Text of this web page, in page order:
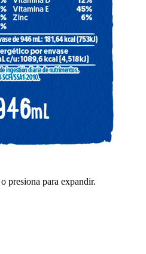
presiona para expandir.